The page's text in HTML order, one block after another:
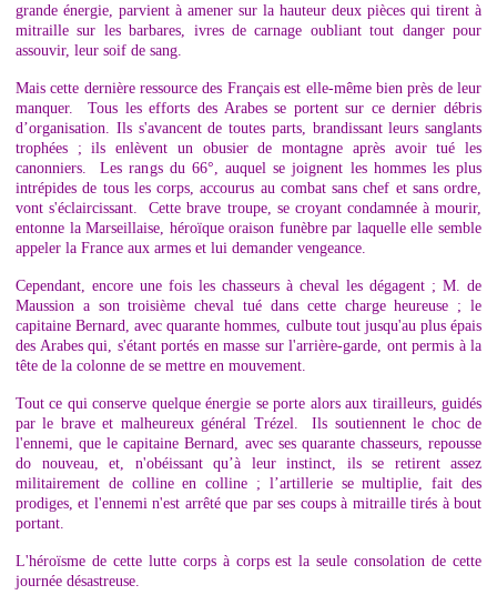
grande énergie, parvient à amener sur la hauteur deux pièces qui tirent à
mitraille sur les barbares, ivres de carnage oubliant tout danger pour
assouvir, leur soif de sang.
Mais cette dernière ressource des Français est elle-même bien près de leur
manquer. Tous les efforts des Arabes se portent sur ce dernier débris
d’organisation. Ils s'avancent de toutes parts, brandissant leurs sanglants
trophées ; ils enlèvent un obusier de montagne après avoir tué les
canonniers. Les rangs du 66°, auquel se joignent les hommes les plus
intrépides de tous les corps, accourus au combat sans chef et sans ordre,
vont s'éclaircissant. Cette brave troupe, se croyant condamnée à mourir,
entonne la Marseillaise, héroïque oraison funèbre par laquelle elle semble
appeler la France aux armes et lui demander vengeance.
Cependant, encore une fois les chasseurs à cheval les dégagent ; M. de
Maussion a son troisième cheval tué dans cette charge heureuse ; le
capitaine Bernard, avec quarante hommes, culbute tout jusqu'au plus épais
des Arabes qui, s'étant portés en masse sur l'arrière-garde, ont permis à la
tête de la colonne de se mettre en mouvement.
Tout ce qui conserve quelque énergie se porte alors aux tirailleurs, guidés
par le brave et malheureux général Trézel. Ils soutiennent le choc de
l'ennemi, que le capitaine Bernard, avec ses quarante chasseurs, repousse
do nouveau, et, n'obéissant qu’à leur instinct, ils se retirent assez
militairement de colline en colline ; l’artillerie se multiplie, fait des
prodiges, et l'ennemi n'est arrêté que par ses coups à mitraille tirés à bout
portant.
L'héroïsme de cette lutte corps à corps est la seule consolation de cette
journée désastreuse.